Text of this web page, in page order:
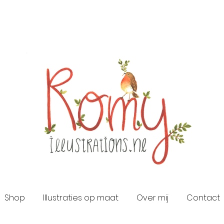
Shop Illustraties op maat Over mij Contact